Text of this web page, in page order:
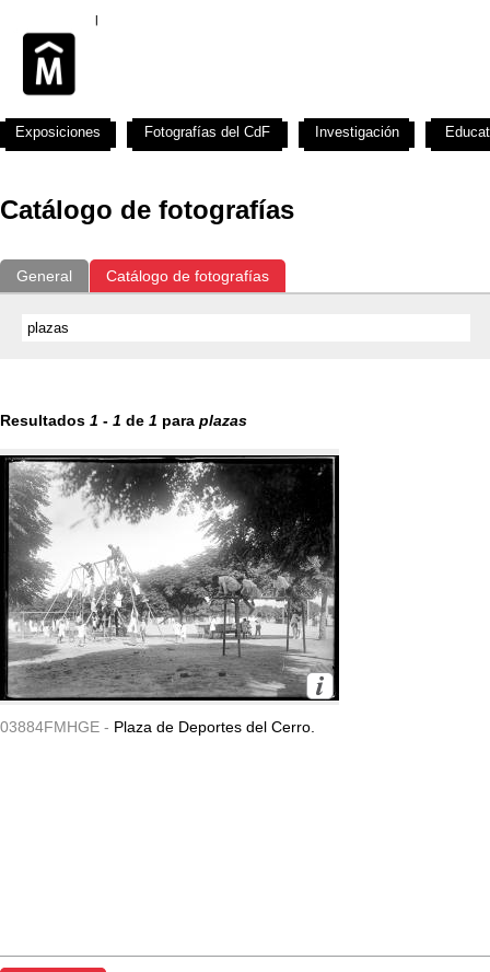
Catálogo de fotografías
General Catálogo de fotografías
Resultados 1 - 1 de 1 para plazas
03884FMHGE - Plaza de Deportes del Cerro.
Exposiciones Fotografías del CdF Investigación